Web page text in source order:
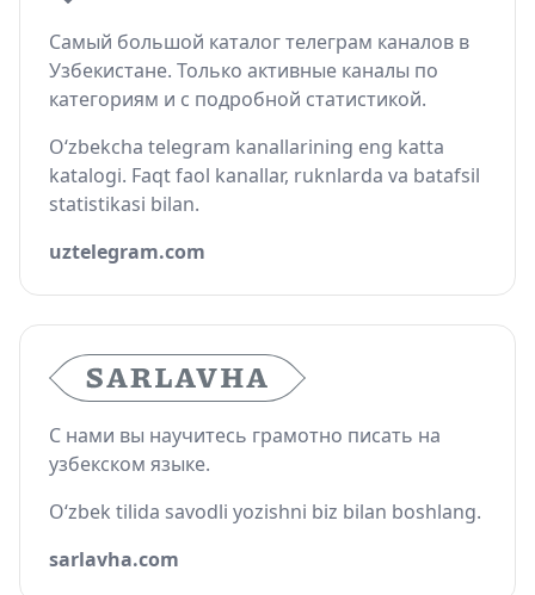
Самый большой каталог телеграм каналов в
Узбекистане. Только активные каналы по
категориям и с подробной статистикой.
O‘zbekcha telegram kanallarining eng katta
katalogi. Faqt faol kanallar, ruknlarda va batafsil
statistikasi bilan.
uztelegram.com
С нами вы научитесь грамотно писать на
узбекском языке.
O‘zbek tilida savodli yozishni biz bilan boshlang.
sarlavha.com